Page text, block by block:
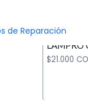
de ReparaciónVENTA X
LAMPRO
$21.000